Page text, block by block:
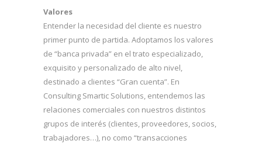
Valores
Entender la necesidad del cliente es nuestro
primer punto de partida. Adoptamos los valores
de “banca privada” en el trato especializado,
exquisito y personalizado de alto nivel,
destinado a clientes “Gran cuenta”. En
Consulting Smartic Solutions, entendemos las
relaciones comerciales con nuestros distintos
grupos de interés (clientes, proveedores, socios,
trabajadores…), no como “transacciones